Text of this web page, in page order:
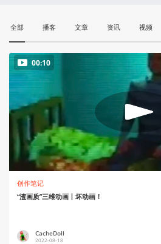
全部 播客 文章 资讯 视频
00:10
创作笔记
“渣画质”三维动画丨坏动画！
CacheDoll
2022-08-18